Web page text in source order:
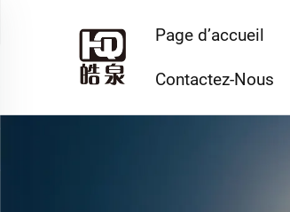
Page d’accueil
Contactez-Nous